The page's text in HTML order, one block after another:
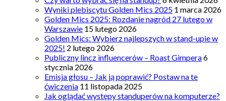
Wyniki plebiscytu Golden Mics 2025 1 marca 2026
Golden Mics 2025: Rozdanie nagród 27 lutego w
Warszawie 15 lutego 2026
Golden Mics: Wybierz najlepszych w stand-upie w
2025! 2 lutego 2026
Publiczny lincz influencerów – Roast Gimpera6
stycznia 2026
Emisja głosu – Jak ją poprawić? Postaw na te
ćwiczenia 11 listopada 2025
Jak oglądać występy standuperów na komputerze?